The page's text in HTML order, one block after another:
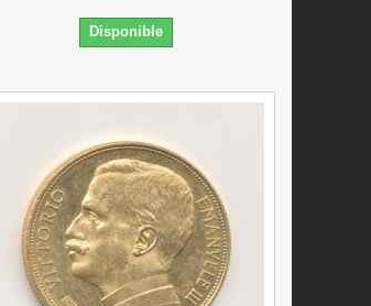
Disponible